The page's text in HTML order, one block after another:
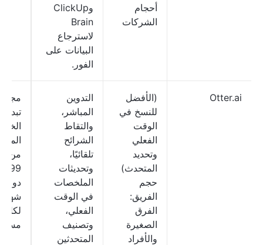
أحجام
الشركات
وClickUp
Brain
لاسترجاع
البيانات على
الفور.
Otter.ai
(الأفضل
للنسخ في
الوقت
الفعلي
وتحديد
المتحدث)
حجم
الفريق:
الفرق
الصغيرة
والأفراد
التدوين
المباشر،
والتقاط
الشرائح
تلقائيًا،
وتحديثات
الملخصات
في الوقت
الفعلي،
وتصنيف
المتحدثين
تبدأ
من
دولارًا
لكل